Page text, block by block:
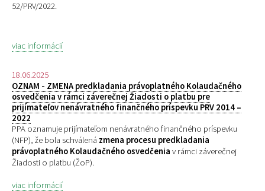
52/PRV/2022.
viac informácií
18.06.2025
OZNAM - ZMENA predkladania právoplatného Kolaudačného
osvedčenia v rámci záverečnej Žiadosti o platbu pre
prijímateľov nenávratného finančného príspevku PRV 2014 –
2022
PPA oznamuje prijímateľom nenávratného finančného príspevku
(NFP), že bola schválená zmena procesu predkladania
právoplatného Kolaudačného osvedčenia v rámci záverečnej
Žiadosti o platbu (ŽoP).
viac informácií